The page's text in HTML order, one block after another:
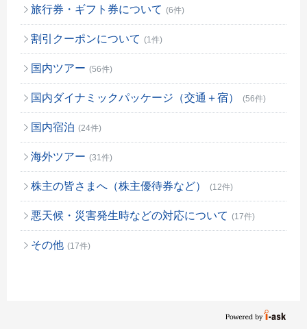
旅行券・ギフト券について (6件)
割引クーポンについて (1件)
国内ツアー (56件)
国内ダイナミックパッケージ（交通＋宿） (56件)
国内宿泊 (24件)
海外ツアー (31件)
株主の皆さまへ（株主優待券など） (12件)
悪天候・災害発生時などの対応について (17件)
その他 (17件)